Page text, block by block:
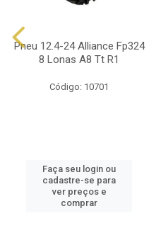
Pneu 12.4-24 Alliance Fp324
8 Lonas A8 Tt R1
Código: 10701
Faça seu login ou
cadastre-se para
ver preços e
comprar